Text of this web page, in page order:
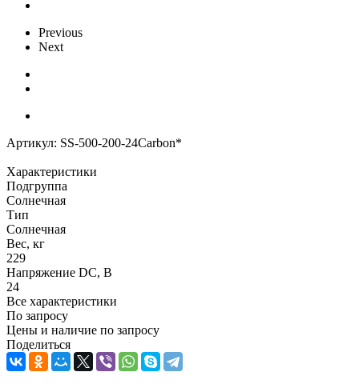
Previous
Next
Артикул: SS-500-200-24Carbon*
Характеристики
Подгруппа
Солнечная
Тип
Солнечная
Вес, кг
229
Напряжение DC, В
24
Все характеристики
По запросу
Цены и наличие по запросу
Поделиться